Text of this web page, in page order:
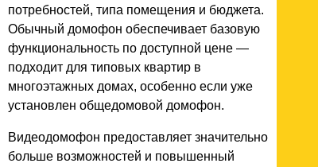
потребностей, типа помещения и бюджета.
Обычный домофон обеспечивает базовую
функциональность по доступной цене —
подходит для типовых квартир в
многоэтажных домах, особенно если уже
установлен общедомовой домофон.
Видеодомофон предоставляет значительно
больше возможностей и повышенный